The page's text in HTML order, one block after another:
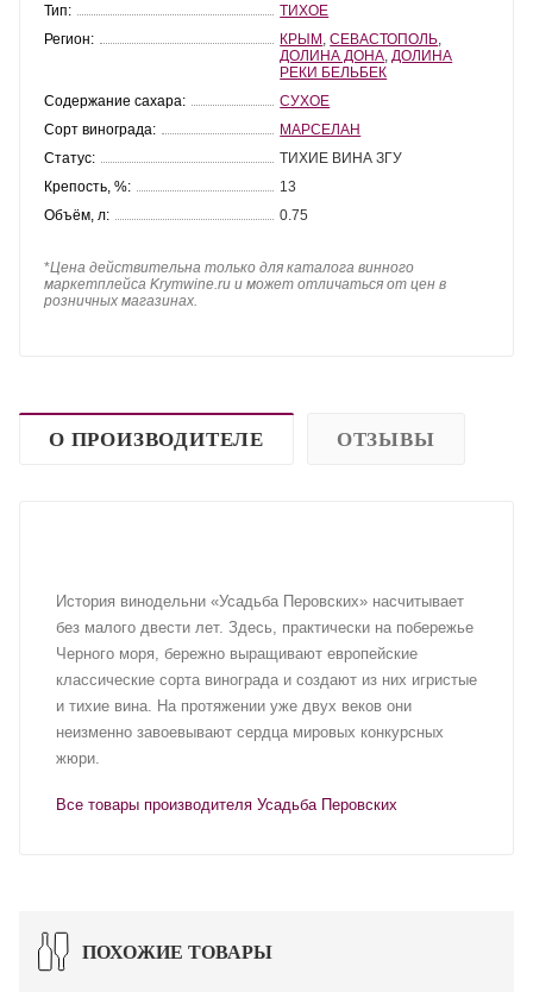
Тип:
ТИХОЕ
Регион:
КРЫМ ,СЕВАСТОПОЛЬ
ДОЛИНА ДОНА ДОЛИНА
РЕКИ БЕЛЬБЕК
Содержание сахара:
СУХОЕ
Сорт винограда:
МАРСЕЛАН
Статус:
ТИХИЕ ВИНА ЗГУ
Крепость, %:
13
Объём, л:
0.75
*Цена действительна только для каталога винного
маркетплейса Krymwine.ru и может отличаться от цен в
розничных магазинах.
О ПРОИЗВОДИТЕЛЕ ОТЗЫВЫ
История винодельни «Усадьба Перовских» насчитывает
без малого двести лет. Здесь, практически на побережье
Черного моря, бережно выращивают европейские
классические сорта винограда и создают из них игристые
и тихие вина. На протяжении уже двух веков они
неизменно завоевывают сердца мировых конкурсных
жюри.
Все товары производителя Усадьба Перовских
ПОХОЖИЕ ТОВАРЫ